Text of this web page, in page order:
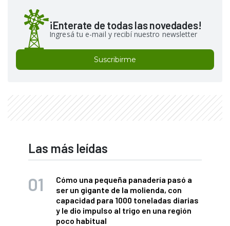
¡Enterate de todas las novedades!
Ingresá tu e-mail y recibí nuestro newsletter
Suscribirme
Las más leídas
Cómo una pequeña panadería pasó a
ser un gigante de la molienda, con
capacidad para 1000 toneladas diarias
y le dio impulso al trigo en una región
poco habitual